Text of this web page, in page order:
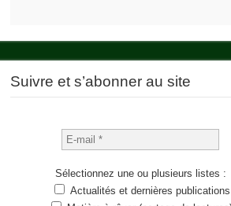
Suivre et s’abonner au site
Sélectionnez une ou plusieurs listes :
Actualités et dernières publications